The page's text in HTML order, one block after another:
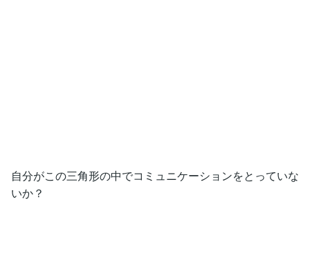
自分がこの三角形の中でコミュニケーションをとっていな
いか？